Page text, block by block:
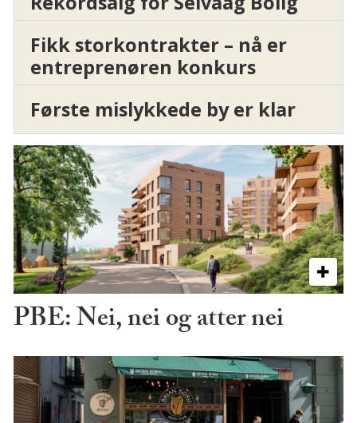
Fikk storkontrakter – nå er
entreprenøren konkurs
Første mislykkede by er klar
PBE: Nei, nei og atter nei